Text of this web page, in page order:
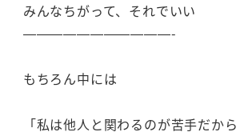
みんなちがって、それでいい
———————————-
もちろん中には
「私は他人と関わるのが苦手だから